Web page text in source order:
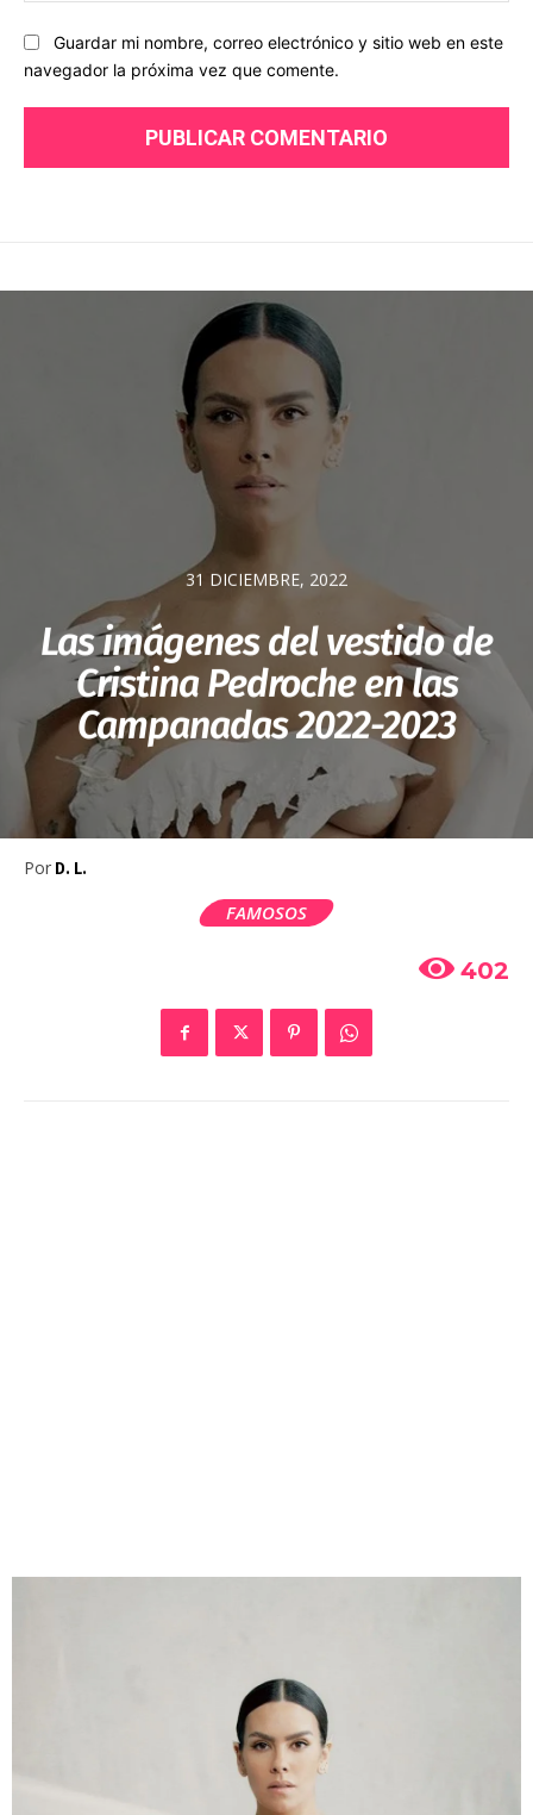
Guardar mi nombre, correo electrónico y sitio web en este
navegador la próxima vez que comente.